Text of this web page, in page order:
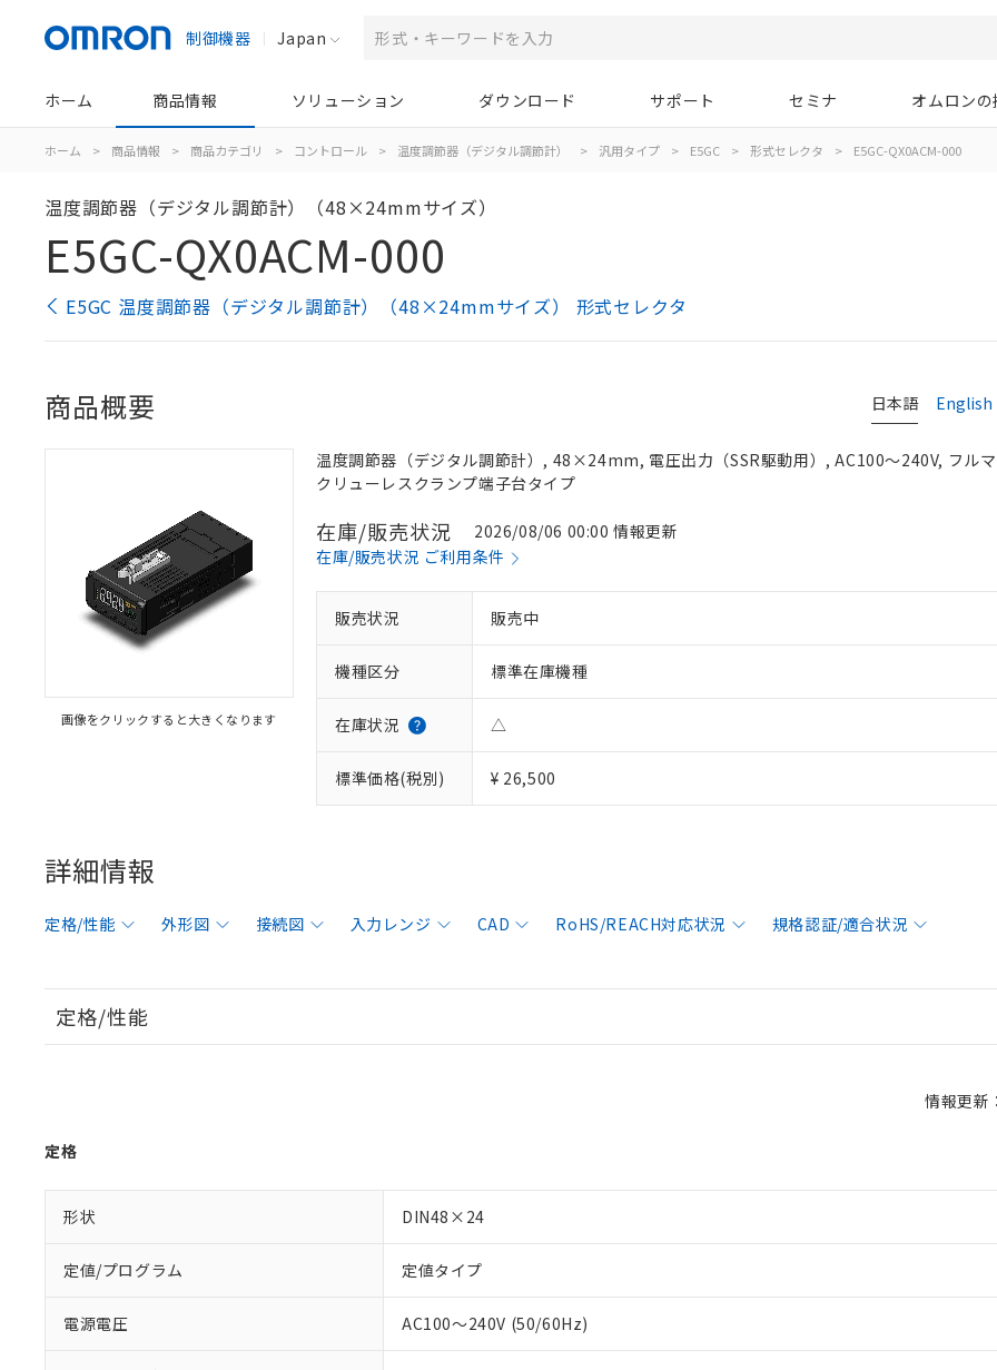
制御機器 Japan
ホーム 商品情報 ソリューション ダウンロード サポート セミナ オムロン
ホーム > 商品情報 > 商品カテゴリ > コントロール > 温度調節器（デジタル調節計） > 汎用タイプ > E5GC > 形式セレクタ > E5GC-QX0ACM-000
温度調節器（デジタル調節計）（48×24mmサイズ）
E5GC-QX0ACM-000
E5GC 温度調節器（デジタル調節計）（48×24mmサイズ） 形式セレクタ
日本語 English
商品概要
画像をクリックすると大きくなります
温度調節器（デジタル調節計）, 48×24mm, 電圧出力（SSR駆動用）, AC100～240V, フル
クリューレスクランプ端子台タイプ
在庫/販売状況
2026/08/06 00:00 情報更新
在庫/販売状況 ご利用条件
販売状況 販売中
機種区分 標準在庫機種
在庫状況 △
標準価格(税別) ¥ 26,500
詳細情報
定格/性能 外形図 接続図 入力レンジ CAD RoHS/REACH対応状況 規格認証/適合状況
定格/性能
情報更
定格
形状 DIN48×24
定値/プログラム 定値タイプ
電源電圧 AC100～240V (50/60Hz)